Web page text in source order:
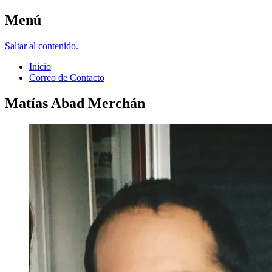
Menú
Saltar al contenido.
Inicio
Correo de Contacto
Matías Abad Merchán